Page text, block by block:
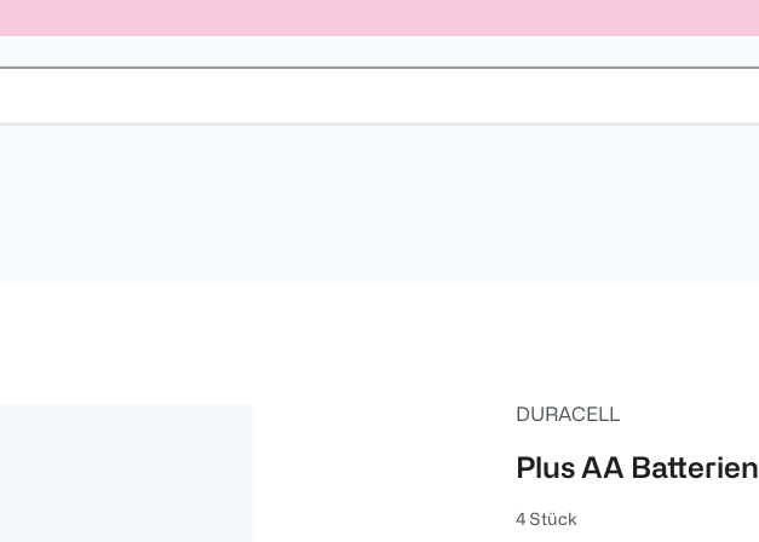
DURACELL
Plus AA Batterien
4 Stück